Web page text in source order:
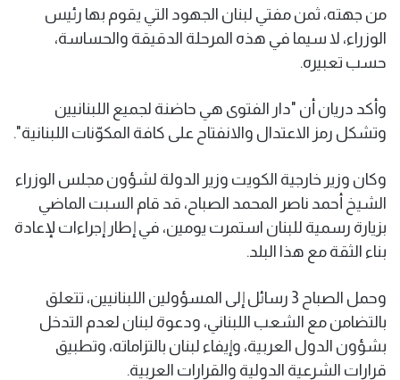
من جهته، ثمن مفتي لبنان الجهود التي يقوم بها رئيس
الوزراء، لا سيما في هذه المرحلة الدقيقة والحساسة،
حسب تعبيره.
وأكد دريان أن "دار الفتوى هي حاضنة لجميع اللبنانيين
وتشكل رمز الاعتدال والانفتاح على كافة المكوّنات اللبنانية".
وكان وزير خارجية الكويت وزير الدولة لشؤون مجلس الوزراء
الشيخ أحمد ناصر المحمد الصباح، قد قام السبت الماضي
بزيارة رسمية للبنان استمرت يومين، في إطار إجراءات لإعادة
بناء الثقة مع هذا البلد.
وحمل الصباح 3 رسائل إلى المسؤولين اللبنانيين، تتعلق
بالتضامن مع الشعب اللبناني، ودعوة لبنان لعدم التدخل
بشؤون الدول العربية، وإيفاء لبنان بالتزاماته، وتطبيق
قرارات الشرعية الدولية والقرارات العربية.